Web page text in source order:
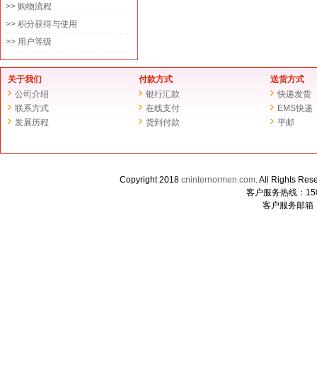
>> 购物流程
>> 积分获得与使用
>> 用户等级
关于我们
公司介绍
联系方式
发展历程
付款方式
银行汇款
在线支付
货到付款
送货方式
快递发货
EMS快递
平邮
Copyright 2018 cninternormen.com. All Rights
客户服务热线：
客户服务邮箱